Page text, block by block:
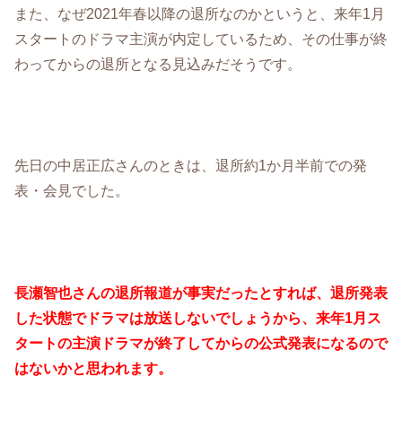
また、なぜ2021年春以降の退所なのかというと、来年1月
スタートのドラマ主演が内定しているため、その仕事が終
わってからの退所となる見込みだそうです。
先日の中居正広さんのときは、退所約1か月半前での発
表・会見でした。
長瀬智也さんの退所報道が事実だったとすれば、退所発表
した状態でドラマは放送しないでしょうから、来年1月ス
タートの主演ドラマが終了してからの公式発表になるので
はないかと思われます。